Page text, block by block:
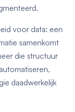
voor data: een
samenkomt
die structuur
daadwerkelijk